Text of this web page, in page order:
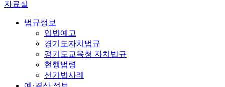
자료실
법규정보
입법예고
경기도자치법규
경기도교육청 자치법규
현행법령
선거법사례